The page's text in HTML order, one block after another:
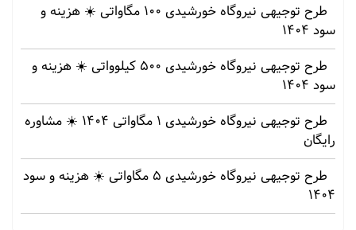
طرح توجیهی نیروگاه خورشیدی 100 مگاواتی ☀️ هزینه‌ و
سود 1404
طرح توجیهی نیروگاه خورشیدی 500 کیلوواتی ☀️ هزینه‌ و
سود 1404
طرح توجیهی نیروگاه خورشیدی 1 مگاواتی 1404 ☀️ مشاوره
رایگان
طرح توجیهی نیروگاه خورشیدی 5 مگاواتی ☀️ هزینه‌ و سود
1404